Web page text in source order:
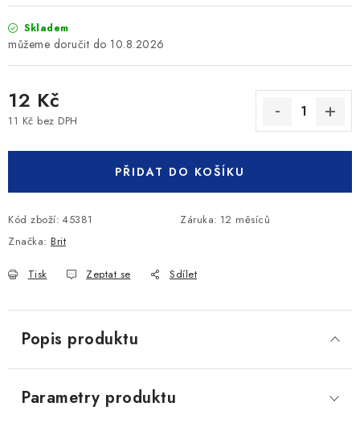
Skladem
10.8.2026
12 Kč
11 Kč bez DPH
PŘIDAT DO KOŠÍKU
Kód zboží: 45381 Záruka: 12 měsíců
Značka: Brit
Tisk Zeptat se Sdílet
Popis produktu
Parametry produktu